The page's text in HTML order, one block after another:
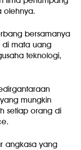
olehnya.
bersamanya
di mata uang
teknologi,
mungkin
setiap orang di
angkasa yang